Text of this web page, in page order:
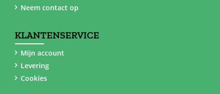
Neem contact op
KLANTENSERVICE
Mijn account
Levering
Cookies